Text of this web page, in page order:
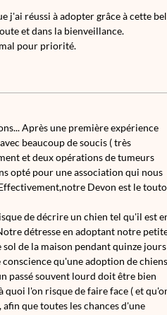
j'ai réussi à adopter grâce à cette
et dans la bienveillance.
pour priorité.
Après une première expérience
beaucoup de soucis ( très
et deux opérations de tumeurs
opté pour une association qui nous
Devon est le
de décrire un chien tel qu'il est
détresse en adoptant notre
de la maison pendant quinze jours
qu'une adoption de chiens
passé souvent lourd doit être bien
l'on risque de faire face ( et
que toutes les chances d'une